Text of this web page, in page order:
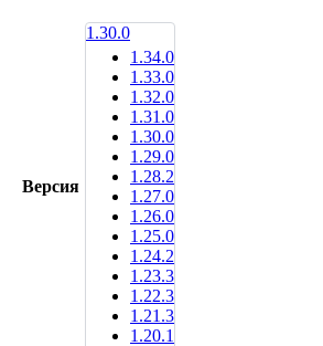
Версия
1.30.0
1.34.0
1.33.0
1.32.0
1.31.0
1.30.0
1.29.0
1.28.2
1.27.0
1.26.0
1.25.0
1.24.2
1.23.3
1.22.3
1.21.3
1.20.1